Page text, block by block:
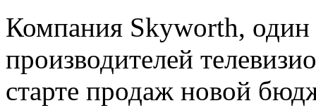
Компания Skyworth,
производителей
старте продаж новой